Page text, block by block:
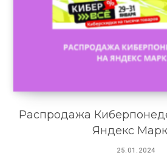
Распродажа
Яндекс
25.01.2024